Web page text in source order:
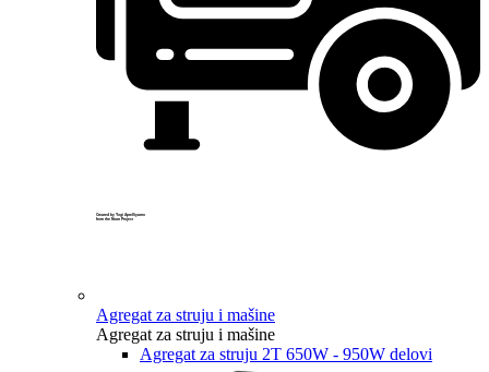
Created by Yogi Aprelliyanto
from the Noun Project
Agregat za struju i mašine
Agregat za struju i mašine
Agregat za struju 2T 650W - 950W delovi